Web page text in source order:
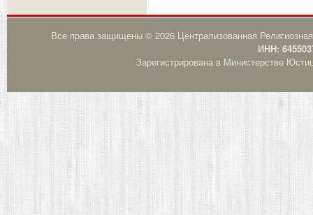
Все права защищены © 2026 Централизованная
ИНН:
Зарегистрирована в Министерстве